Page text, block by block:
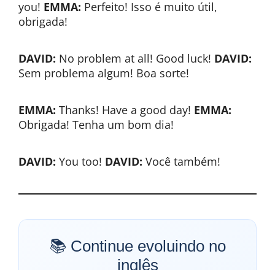
you! EMMA: Perfeito! Isso é muito útil,
obrigada!
DAVID: No problem at all! Good luck! DAVID:
Sem problema algum! Boa sorte!
EMMA: Thanks! Have a good day! EMMA:
Obrigada! Tenha um bom dia!
DAVID: You too! DAVID: Você também!
📚 Continue evoluindo no
inglês